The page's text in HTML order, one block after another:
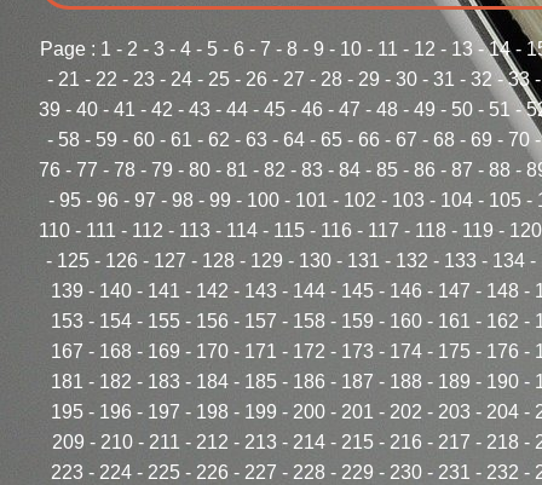
Page : 1 - 2 - 3 - 4- 5- 6 - 7 - 8 - 9- 10- 11 - 12 - 13 -14-
- 21 - 22 - 23- 24- 25- 26- 27 - 28- 29 - 30- 31 - 32-33
39 - 40 - 41 - 42 - 43 - 44 - 45 - 46 - 47 - 48 - 49 - 50 - 51 -
- 58- 59 - 60- 61 - 62 - 63 - 64- 65- 66 - 67 - 68 - 69 - 70
76 - 77 - 78 - 79 - 80 - 81 - 82 - 83 - 84 - 85 - 86 - 87 - 88 -
- 95 - 96 - 97 - 98 - 99 - 100 - 101 - 102 - 103 - 104 - 105 -
110 - 111 - 112 - 113 - 114 - 115 - 116 - 117 - 118 - 119 - 120
- 125- 126- 127 - 128- 129 - 130- 131 - 132 - 133- 134-
139 - 140 - 141 - 142 - 143 - 144 - 145 - 146 - 147 - 148 -
153 - 154 - 155 - 156 - 157 - 158 - 159 - 160 - 161 - 162 -
167 - 168 - 169 - 170 - 171 - 172 - 173 - 174 - 175 - 176 -
181 - 182 - 183 - 184 - 185 - 186 - 187 - 188 - 189 - 190 -
195 - 196 - 197 - 198 - 199 - 200 - 201 - 202 - 203 - 204 -
209 - 210- 211 - 212 - 213- 214- 215- 216 - 217 - 218-
223 - 224 - 225 - 226 - 227 - 228 - 229 - 230 - 231 - 232 -